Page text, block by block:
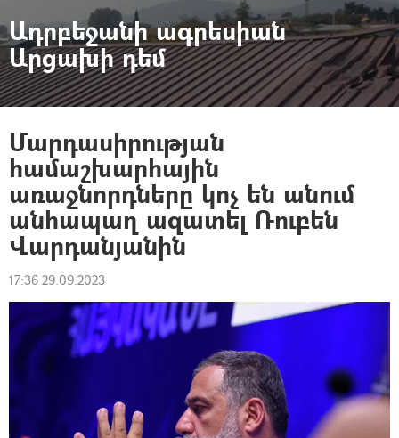
Ադրբեջանի ագրեսիան
Արցախի դեմ
Մարդասիրության
համաշխարհային
առաջնորդները կոչ են անում
անհապաղ ազատել Ռուբեն
Վարդանյանին
17:36 29.09.2023